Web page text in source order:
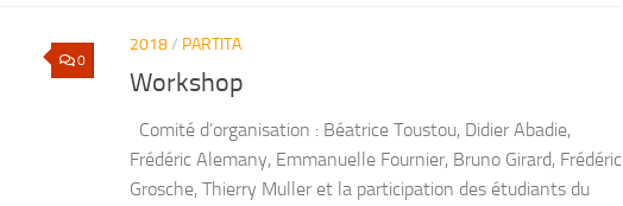
0
2018/ PARTITA
Workshop
Comité d’organisation : Béatrice Toustou, Didier Abadie,
Frédéric Alemany, Emmanuelle Fournier, Bruno Girard, Frédéric
Grosche, Thierry Muller et la participation des étudiants du